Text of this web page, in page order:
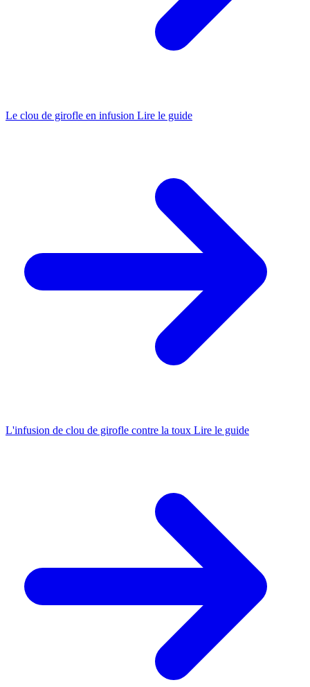
Le clou de girofle en infusion Lire le guide
L'infusion de clou de girofle contre la toux Lire le guide